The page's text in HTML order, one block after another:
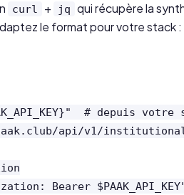
curl + jq qui récupère la
le format pour votre stack :
# depuis
api/v1/
Bearer